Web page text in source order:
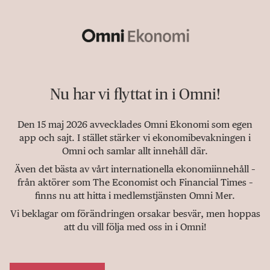
Nu har vi flyttat in i Omni!
Den 15 maj 2026 avvecklades Omni Ekonomi som egen
app och sajt. I stället stärker vi ekonomibevakningen i
Omni och samlar allt innehåll där.
Även det bästa av vårt internationella ekonomiinnehåll –
från aktörer som The Economist och Financial Times –
finns nu att hitta i medlemstjänsten Omni Mer.
Vi beklagar om förändringen orsakar besvär, men hoppas
att du vill följa med oss in i Omni!